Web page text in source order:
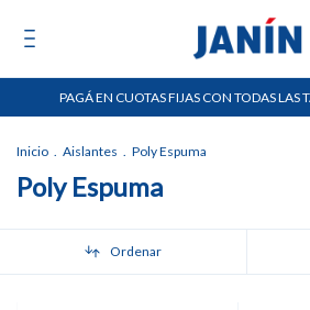
PAGÁ EN CUOTAS FIJAS CON TODAS LAS
Inicio . Aislantes . Poly Espuma
Poly Espuma
Ordenar